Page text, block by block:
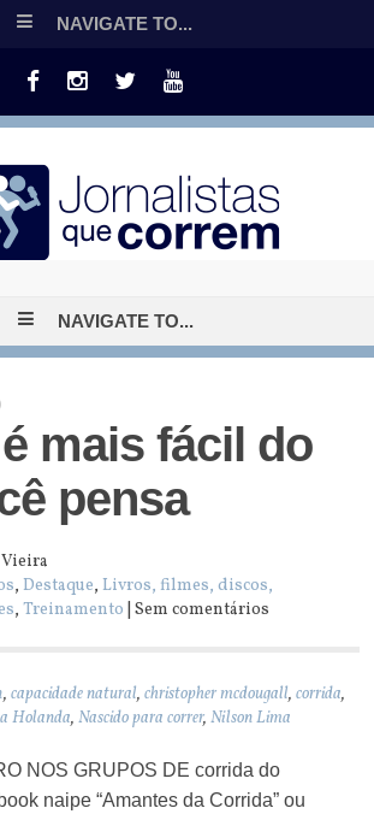
NAVIGATE TO...
NAVIGATE TO...
mais fácil do
pensa
,Destaque,Livros, filmes, discos,
,Treinamento | Sem comentários
,capacidade natural,christopher mcdougall,corrida,
Holanda,Nascido para correr,Nilson Lima
NOS GRUPOS DE corrida do
naipe “Amantes da Corrida” ou